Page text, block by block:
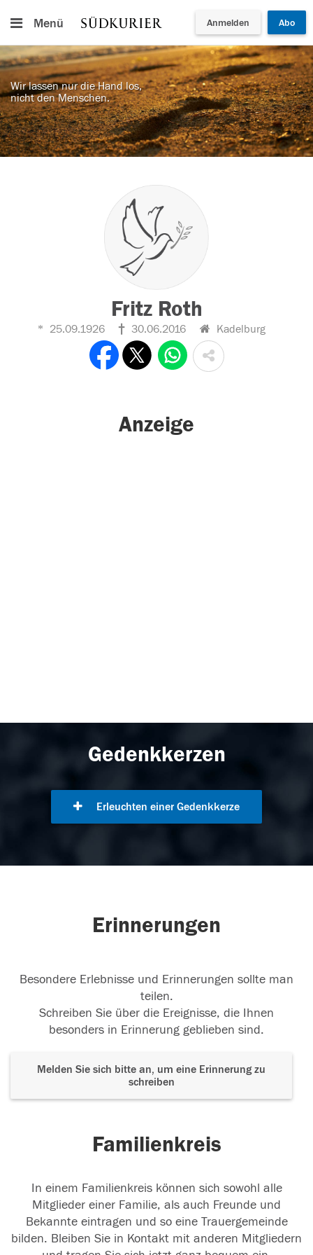
Menü Anmelden Abo
Wir lassen nur die Hand los,
nicht den Menschen.
Fritz Roth
25.09.1926 30.06.2016 Kadelburg
Anzeige
Gedenkkerzen
Erleuchten einer Gedenkkerze
Erinnerungen
Besondere Erlebnisse und Erinnerungen sollte man
teilen.
Schreiben Sie über die Ereignisse, die Ihnen
besonders in Erinnerung geblieben sind.
Melden Sie sich bitte an, um eine Erinnerung zu
schreiben
Familienkreis
In einem Familienkreis können sich sowohl alle
Mitglieder einer Familie, als auch Freunde und
Bekannte eintragen und so eine Trauergemeinde
bilden. Bleiben Sie in Kontakt mit anderen Mitgliedern